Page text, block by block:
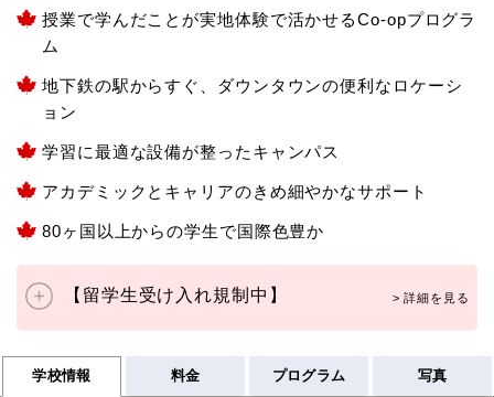
授業で学んだことが実地体験で活かせるCo-opプログラ
ム
地下鉄の駅からすぐ、ダウンタウンの便利なロケーシ
ョン
学習に最適な設備が整ったキャンパス
アカデミックとキャリアのきめ細やかなサポート
80ヶ国以上からの学生で国際色豊か
【留学生受け入れ規制中】
学校情報 料金 プログラム 写真